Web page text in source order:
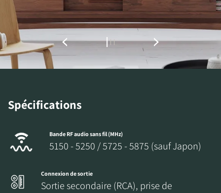
Spécifications
Bande RF audio sans fil (MHz)
5150 - 5250 / 5725 - 5875 (sauf Japon)
Connexion de sortie
Sortie secondaire (RCA), prise de